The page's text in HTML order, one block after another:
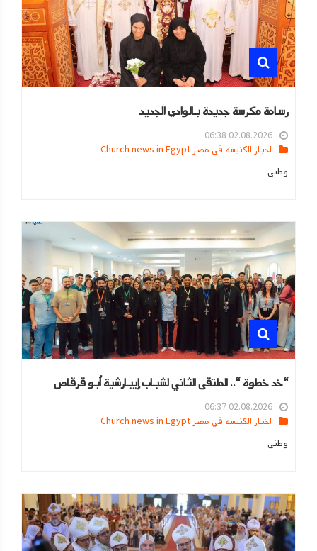
رسامة مكرسة جديدة بالوادي الجديد
02.08.2026 06:38
اخبار الكنيسه في مصر Church news in Egypt
وطنى
“خد خطوة “.. الملتقى الثاني لشباب إيبارشية أبو قرقاص
02.08.2026 06:37
اخبار الكنيسه في مصر Church news in Egypt
وطنى